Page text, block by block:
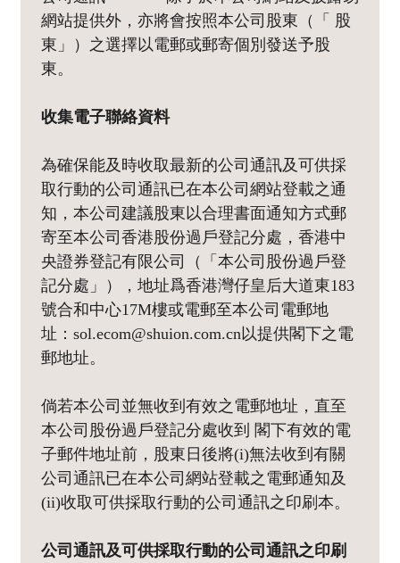
網站提供外，亦將會按照本公司股東（「 股
東」）之選擇以電郵或郵寄個別發送予股
東。
收集電子聯絡資料
為確保能及時收取最新的公司通訊及可供採
取行動的公司通訊已在本公司網站登載之通
知，本公司建議股東以合理書面通知方式郵
寄至本公司香港股份過戶登記分處，香港中
央證券登記有限公司（「本公司股份過戶登
記分處」），地址爲香港灣仔皇后大道東183
號合和中心17M樓或電郵至本公司電郵地
址：sol.ecom@shuion.com.cn以提供閣下之電
郵地址。
倘若本公司並無收到有效之電郵地址，直至
本公司股份過戶登記分處收到 閣下有效的電
子郵件地址前，股東日後將(i)無法收到有關
公司通訊已在本公司網站登載之電郵通知及
(ii)收取可供採取行動的公司通訊之印刷本。
公司通訊及可供採取行動的公司通訊之印刷